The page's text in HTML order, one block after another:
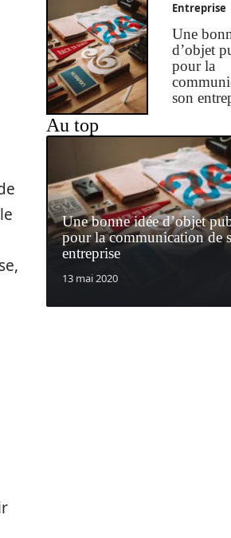
Entreprise
Une
d’objet
pour la
son
Au top
Une bonne idée d’objet
pour la communication de
entreprise
13 mai 2020